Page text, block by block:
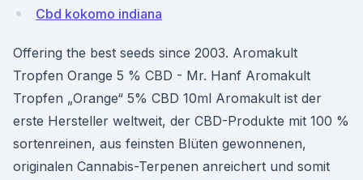
Cbd kokomo indiana
Offering the best seeds since 2003. Aromakult
Tropfen Orange 5 % CBD - Mr. Hanf Aromakult
Tropfen „Orange“ 5% CBD 10ml Aromakult ist der
erste Hersteller weltweit, der CBD-Produkte mit 100 %
sortenreinen, aus feinsten Blüten gewonnenen,
originalen Cannabis-Terpenen anreichert und somit